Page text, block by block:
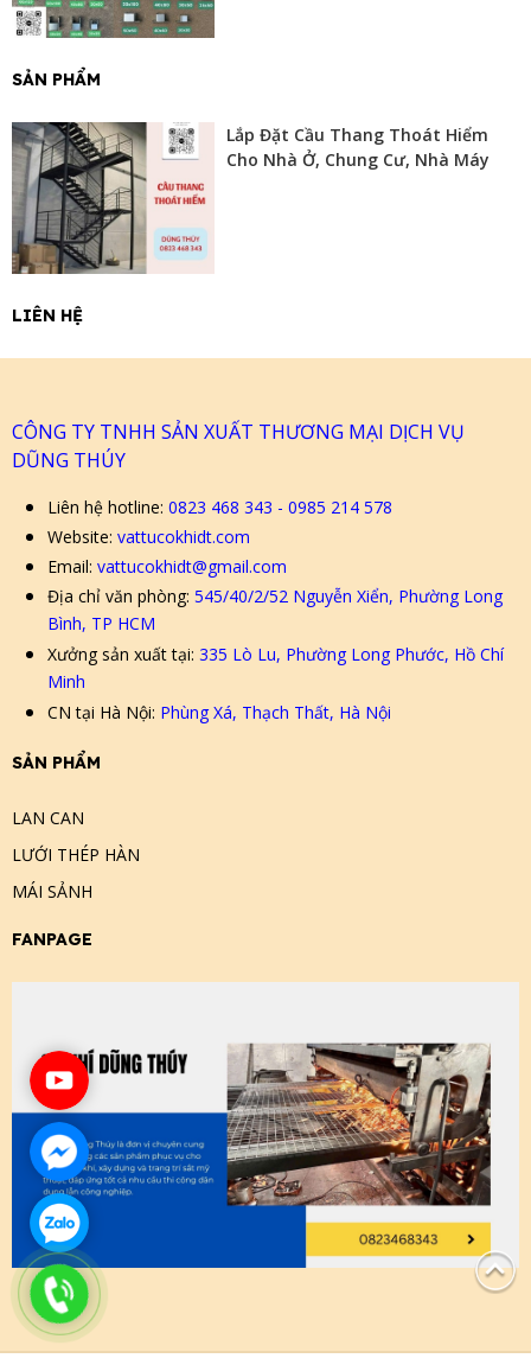
SẢN PHẨM
Lắp Đặt Cầu Thang Thoát Hiểm
Cho Nhà Ở, Chung Cư, Nhà Máy
LIÊN HỆ
CÔNG TY TNHH SẢN XUẤT THƯƠNG MẠI DỊCH VỤ
DŨNG THÚY
Liên hệ hotline: 0823 468 343 - 0985 214 578
Website: vattucokhidt.com
Email: vattucokhidt@gmail.com
Địa chỉ văn phòng: 545/40/2/52 Nguyễn Xiển, Phường Long
Bình, TP HCM
Xưởng sản xuất tại: 335 Lò Lu, Phường Long Phước, Hồ Chí
Minh
CN tại Hà Nội: Phùng Xá, Thạch Thất, Hà Nội
SẢN PHẨM
LAN CAN
LƯỚI THÉP HÀN
MÁI SẢNH
FANPAGE